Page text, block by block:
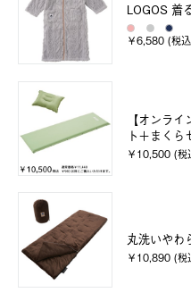
LOGOS 着
￥6,580 (税
【オンラ
ト＋まくら
￥10,500 (税
丸洗いやわ
￥10,890 (税